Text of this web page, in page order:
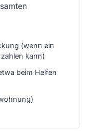
(wenn ein
kann)
beim Helfen